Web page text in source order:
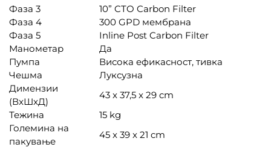
Фаза 3
10” CTO Carbon Filter
Фаза 4
300 GPD мембрана
Фаза 5
Inline Post Carbon Filter
Манометар
Да
Пумпа
Висока ефикасност, тивка
Чешма
Луксузна
Димензии
(ВxШxД)
43 x 37,5 x 29 cm
Тежина
15 kg
Големина на
пакување
45 x 39 x 21 cm